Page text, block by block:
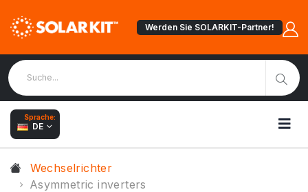
Werden Sie SOLARKIT-Partner!
Sprache:
DE
Wechselrichter
Asymmetric inverters